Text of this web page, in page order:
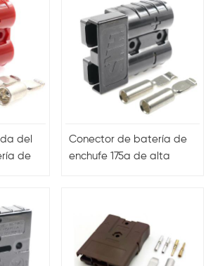
del
de
Conector de batería de
enchufe 175a de alta